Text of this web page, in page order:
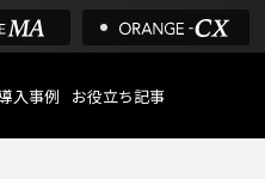
入事例 お役立ち記事